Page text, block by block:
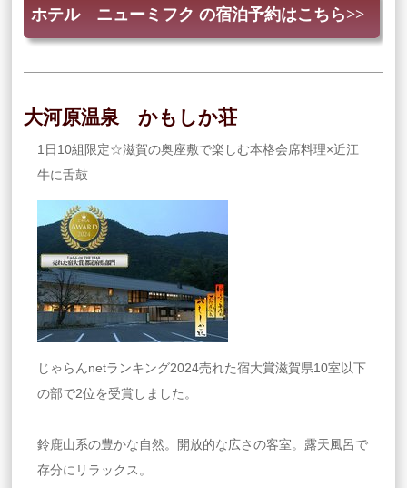
ホテル ニューミフク の宿泊予約はこちら>>
大河原温泉 かもしか荘
1日10組限定☆滋賀の奥座敷で楽しむ本格会席料理×近江
牛に舌鼓
じゃらんnetランキング2024売れた宿大賞滋賀県10室以下
の部で2位を受賞しました。
鈴鹿山系の豊かな自然。開放的な広さの客室。露天風呂で
存分にリラックス。